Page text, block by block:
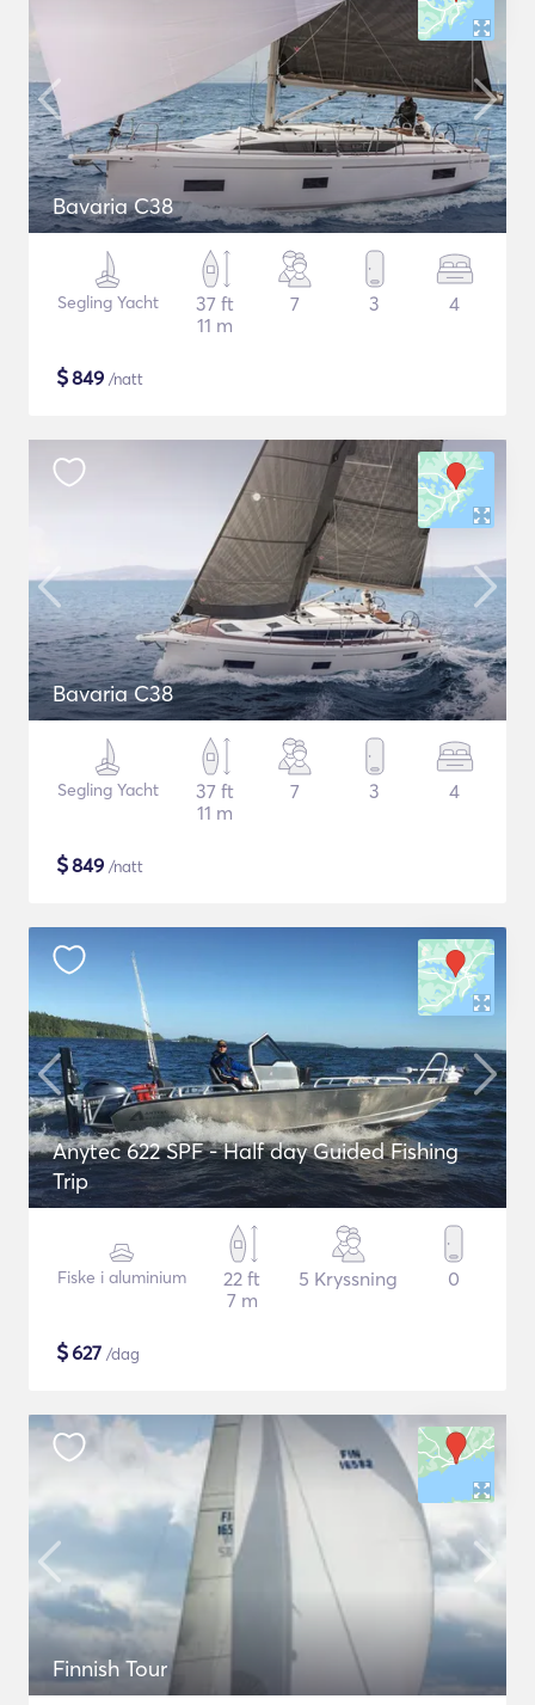
Bavaria C38
Segling Yacht
37 ft
11 m
7 3 4
$849 /natt
Bavaria C38
Segling Yacht
37 ft
11 m
7 3 4
$849 /natt
Anytec 622 SPF - Half day Guided Fishing
Trip
Fiske i aluminium
22 ft
7 m
5 Kryssning 0
$627 /dag
Finnish Tour